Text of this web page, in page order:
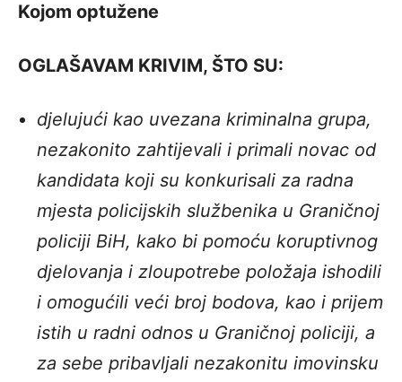
Kojom optužene
OGLAŠAVAM KRIVIM, ŠTO SU:
djelujući kao uvezana kriminalna grupa,
nezakonito zahtijevali i primali novac od
kandidata koji su konkurisali za radna
mjesta policijskih službenika u Graničnoj
policiji BiH, kako bi pomoću koruptivnog
djelovanja i zloupotrebe položaja ishodili
i omogućili veći broj bodova, kao i prijem
istih u radni odnos u Graničnoj policiji, a
za sebe pribavljali nezakonitu imovinsku